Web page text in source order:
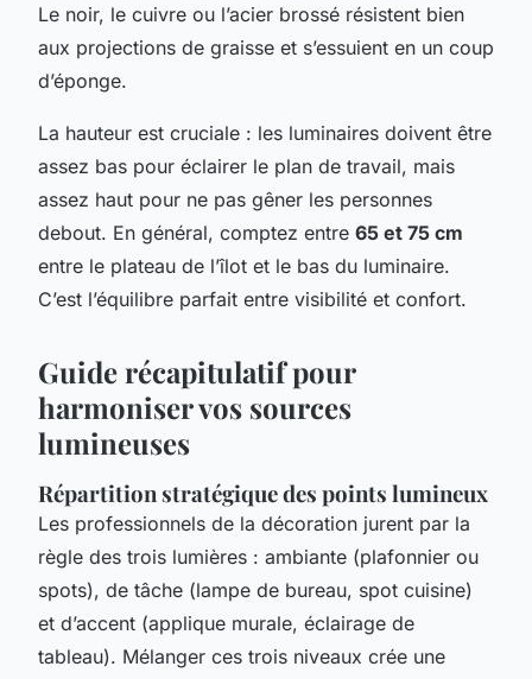
Le noir, le cuivre ou l’acier brossé résistent bien
aux projections de graisse et s’essuient en un coup
d’éponge.
La hauteur est cruciale : les luminaires doivent être
assez bas pour éclairer le plan de travail, mais
assez haut pour ne pas gêner les personnes
debout. En général, comptez entre 65 et 75 cm
entre le plateau de l’îlot et le bas du luminaire.
C’est l’équilibre parfait entre visibilité et confort.
Guide récapitulatif pour
harmoniser vos sources
lumineuses
Répartition stratégique des points lumineux
Les professionnels de la décoration jurent par la
règle des trois lumières : ambiante (plafonnier ou
spots), de tâche (lampe de bureau, spot cuisine)
et d’accent (applique murale, éclairage de
tableau). Mélanger ces trois niveaux crée une